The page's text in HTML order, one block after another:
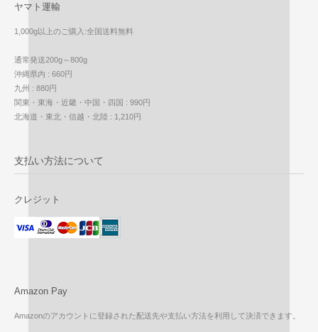
ヤマト運輸
1,000g以上のご購入:全国送料無料
通常発送200g～800g
沖縄県内 : 660円
九州 : 880円
関東・東海・近畿・中国・四国 : 990円
北海道・東北・信越・北陸 : 1,210円
支払い方法について
クレジット
Amazon Pay
Amazonのアカウントに登録された配送先や支払い方法を利用して決済できます。